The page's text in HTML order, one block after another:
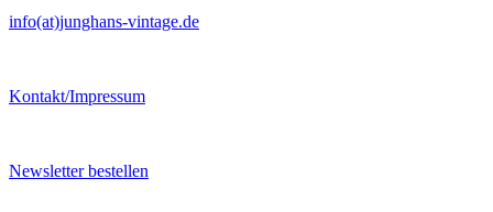
info(at)junghans-vintage.de
Kontakt/Impressum
Newsletter bestellen